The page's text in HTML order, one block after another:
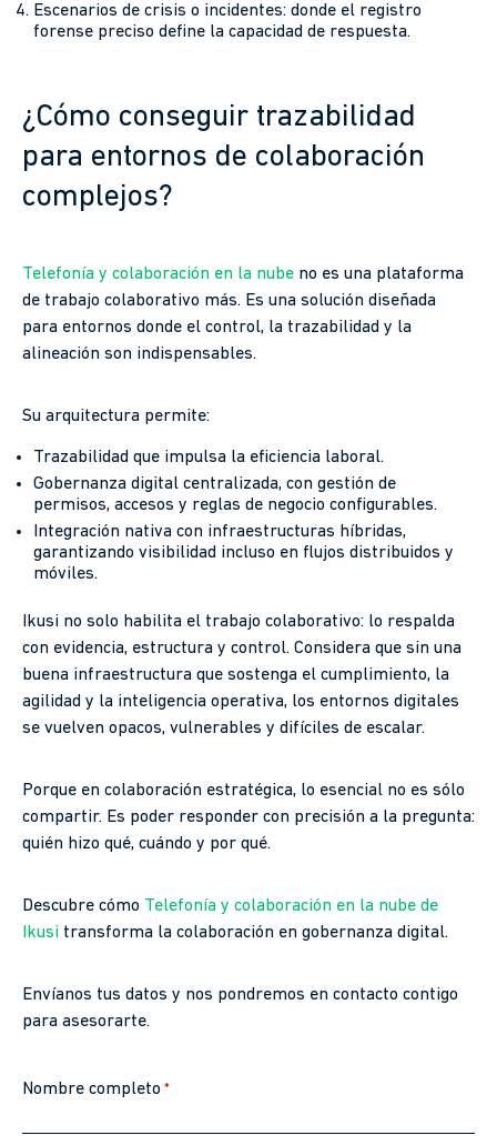
Escenarios de crisis o incidentes: donde el registro
forense preciso define la capacidad de respuesta.
¿Cómo conseguir trazabilidad
para entornos de colaboración
complejos?
Telefonía y colaboración en la nube no es una plataforma
de trabajo colaborativo más. Es una solución diseñada
para entornos donde el control, la trazabilidad y la
alineación son indispensables.
Su arquitectura permite:
Trazabilidad que impulsa la eficiencia laboral.
Gobernanza digital centralizada, con gestión de
permisos, accesos y reglas de negocio configurables.
Integración nativa con infraestructuras híbridas,
garantizando visibilidad incluso en flujos distribuidos y
móviles.
Ikusi no solo habilita el trabajo colaborativo: lo respalda
con evidencia, estructura y control. Considera que sin una
buena infraestructura que sostenga el cumplimiento, la
agilidad y la inteligencia operativa, los entornos digitales
se vuelven opacos, vulnerables y difíciles de escalar.
Porque en colaboración estratégica, lo esencial no es sólo
compartir. Es poder responder con precisión a la pregunta:
quién hizo qué, cuándo y por qué.
Descubre cómo Telefonía y colaboración en la nube de
Ikusi transforma la colaboración en gobernanza digital.
Envíanos tus datos y nos pondremos en contacto contigo
para asesorarte.
Nombre completo *